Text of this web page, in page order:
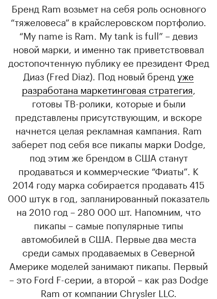
Бренд Ram возьмет на себя роль основного
“тяжеловеса” в крайслеровском портфолио.
“My name is Ram. My tank is full” – девиз
новой марки, и именно так приветствоввал
достопочтенную публику ее президент Фред
Диаз (Fred Diaz). Под новый бренд уже
разработана маркетинговая стратегия,
готовы ТВ-ролики, которые и были
представлены присутствующим, и вскоре
начнется целая рекламная кампания. Ram
заберет под себя все пикапы марки Dodge,
под этим же брендом в США станут
продаваться и коммерческие “Фиаты”. К
2014 году марка собирается продавать 415
000 штук в год, запланированный показатель
на 2010 год – 280 000 шт. Напомним, что
пикапы – самые популярные типы
автомобилей в США. Первые два места
среди самых продаваемых в Северной
Америке моделей занимают пикапы. Первый
– это Ford F-серии, а второй – как раз Dodge
Ram от компании Chrysler LLC.